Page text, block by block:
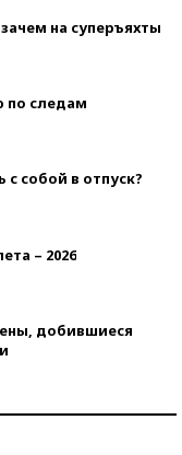
на суперъяхты
по следам
собой в отпуск?
– 2026
добившиеся